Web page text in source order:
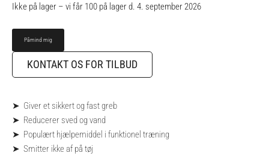
Ikke på lager – vi får 100 på lager d. 4. september 2026
KONTAKT OS FOR TILBUD
➤ Giver et sikkert og fast greb
➤ Reducerer sved og vand
➤ Populært hjælpemiddel i funktionel træning
➤ Smitter ikke af på tøj